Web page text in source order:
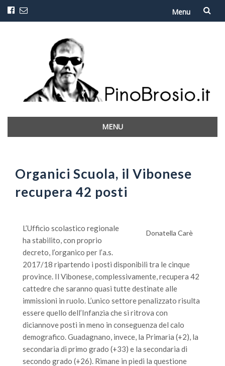
Menu
contenuto
MENU
Organici Scuola, il Vibonese
recupera 42 posti
Donatella Carè
L’Ufficio scolastico regionale
ha stabilito, con proprio
decreto, l’organico per l’a.s.
2017/18 ripartendo i posti disponibili tra le cinque
province. Il Vibonese, complessivamente, recupera 42
cattedre che saranno quasi tutte destinate alle
immissioni in ruolo. L’unico settore penalizzato risulta
essere quello dell’Infanzia che si ritrova con
diciannove posti in meno in conseguenza del calo
demografico. Guadagnano, invece, la Primaria (+2), la
secondaria di primo grado (+33) e la secondaria di
secondo grado (+26). Rimane in piedi la questione